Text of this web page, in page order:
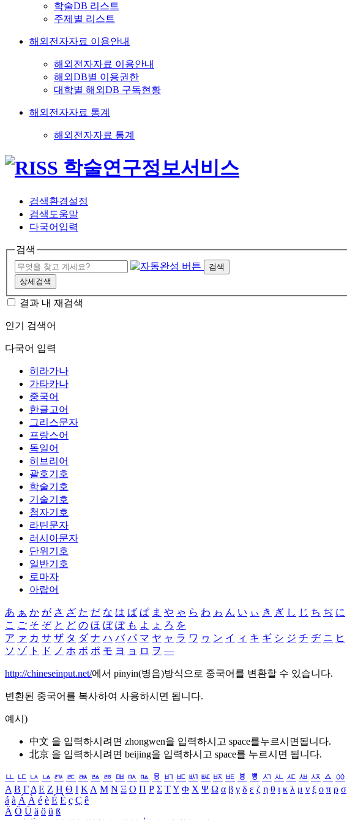
학술DB 리스트
주제별 리스트
해외전자자료 이용안내
해외전자자료 이용안내
해외DB별 이용권한
대학별 해외DB 구독현황
해외전자자료 통계
해외전자자료 통계
검색환경설정
검색도움말
다국어입력
검색
검색
상세검색
결과 내 재검색
인기 검색어
다국어 입력
히라가나
가타카나
중국어
한글고어
그리스문자
프랑스어
독일어
히브리어
괄호기호
학술기호
기술기호
첨자기호
라틴문자
러시아문자
단위기호
일반기호
로마자
아랍어
あ ぁ か が さ ざ た だ な は ば ぱ ま や ゃ ら わ ゎ ん い ぃ き ぎ し じ ち ぢ に
こ ご そ ぞ と ど の ほ ぼ ぽ も よ ょ ろ を
ア ァ カ サ ザ タ ダ ナ ハ バ パ マ ヤ ャ ラ ワ ヮ ン イ ィ キ ギ シ ジ チ ヂ ニ ヒ
ソ ゾ ト ド ノ ホ ボ ポ モ ヨ ョ ロ ヲ ―
http://chineseinput.net/에서 pinyin(병음)방식으로 중국어를 변환할 수 있습니다.
변환된 중국어를 복사하여 사용하시면 됩니다.
예시)
中文 을 입력하시려면 zhongwen을 입력하시고 space를누르시면됩니다.
北京 을 입력하시려면 beijing을 입력하시고 space를 누르시면 됩니다.
ㅥ ㅦ ㅧ ㅨ ㅩ ㅪ ㅫ ㅬ ㅭ ㅮ ㅯ ㅰ ㅱ ㅲ ㅳ ㅴ ㅵ ㅶ ㅷ ㅸ ㅹ ㅺ ㅻ ㅼ ㅽ ㅾ ㅿ ㆀ
Α Β ΓΔ Ε Ζ Η Θ Ι ΚΛ Μ Ν Ξ Ο Π Ρ Σ ΤΥ Φ Χ Ψ Ω α β γ δ ε ζ η θ ι κ λ μ ν ξ ο π ρ σ
á à Á À é è É È ç Ç ê
Ä Ö Ü ä ö ü ß